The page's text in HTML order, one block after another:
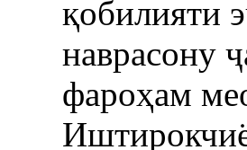
қобилияти
наврасону
фароҳам